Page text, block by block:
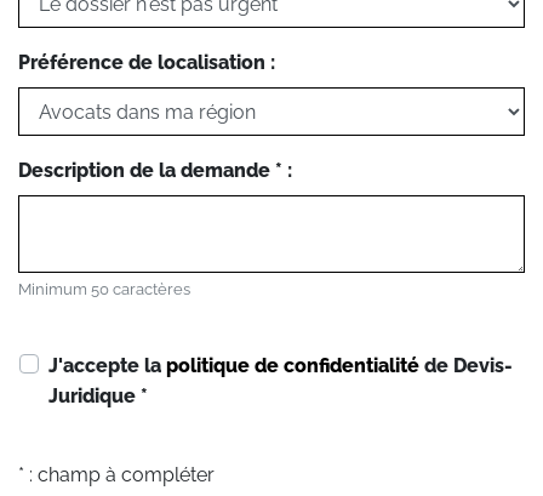
Préférence de localisation :
Description de la demande * :
Minimum 50 caractères
J'accepte la politique de confidentialité de Devis-
Juridique *
* : champ à compléter